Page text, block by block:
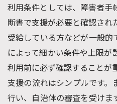
利用条件としては、障害者
断書で支援が必要と確認され
受給している方などが一般
によって細かい条件や上限が
利用前に必ず確認することが
支援の流れはシンプルです。
行い、自治体の審査を受けま